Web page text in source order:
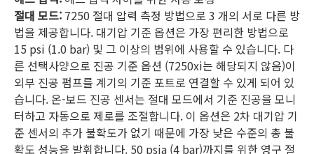
절대 모드: 7250 절대 압력 측정 방법으로 3 개의 서로 다른 방
법을 제공합니다. 대기압 기준 옵션은 가장 편리한 방법으로
15 psi (1.0 bar) 및 그 이상의 범위에 사용할 수 있습니다. 다
른 선택사양으로 진공 기준 옵션 (7250xi는 해당되지 않음)이
외부 진공 펌프를 계기의 기준 포트로 연결할 수 있게 되어 있
습니다. 온-보드 진공 센서는 절대 모드에서 기준 진공을 모니
터하고 자동으로 제로를 조절합니다. 이 옵션은 2차 대기압 기
준 센서의 추가 불확도가 없기 때문에 가장 낮은 수준의 총 불
확도 성능을 발휘합니다. 50 psia (4 bar)까지를 위한 영구 절